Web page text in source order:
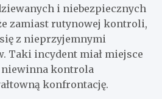
i niebezpiecznych
zamiast rutynowej kontroli,
z nieprzyjemnymi
Taki incydent miał miejsce
niewinna kontrola
konfrontację.